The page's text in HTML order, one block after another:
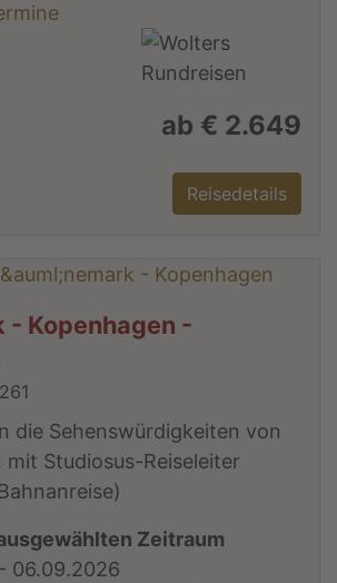
ab € 2.649
Reisedetails
- Kopenhagen -
die Sehenswürdigkeiten von
mit Studiosus-Reiseleiter
Zeitraum
06.09.2026